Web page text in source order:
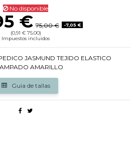
No disponible
€ 75,00 €
-7,05 €
(0,91 € 75.00)
Impuestos incluidos
JASMUND TEJIDO ELASTICO
AMARILLO
Guia de tallas